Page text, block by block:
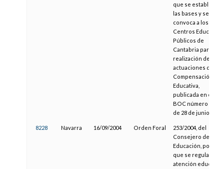
que se establecen
las bases y se
convoca a los
Centros
Públicos de
Cantabria para la
realización de
actuaciones de
Compensación
Educativa,
publicada en el
BOC número 125,
de 28 de junio
8228 Navarra 16/09/2004 Orden Foral
253/2004, del
Consejero de
Educación, por la
que se regula la
atención educativa